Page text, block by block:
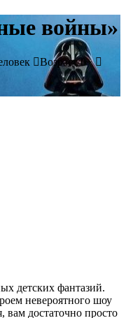
войны»
Возраст0+
детских фантазий.
невероятного шоу
вам достаточно просто